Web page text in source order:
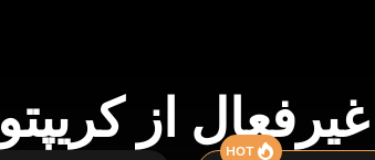
از کریپتو
HOT